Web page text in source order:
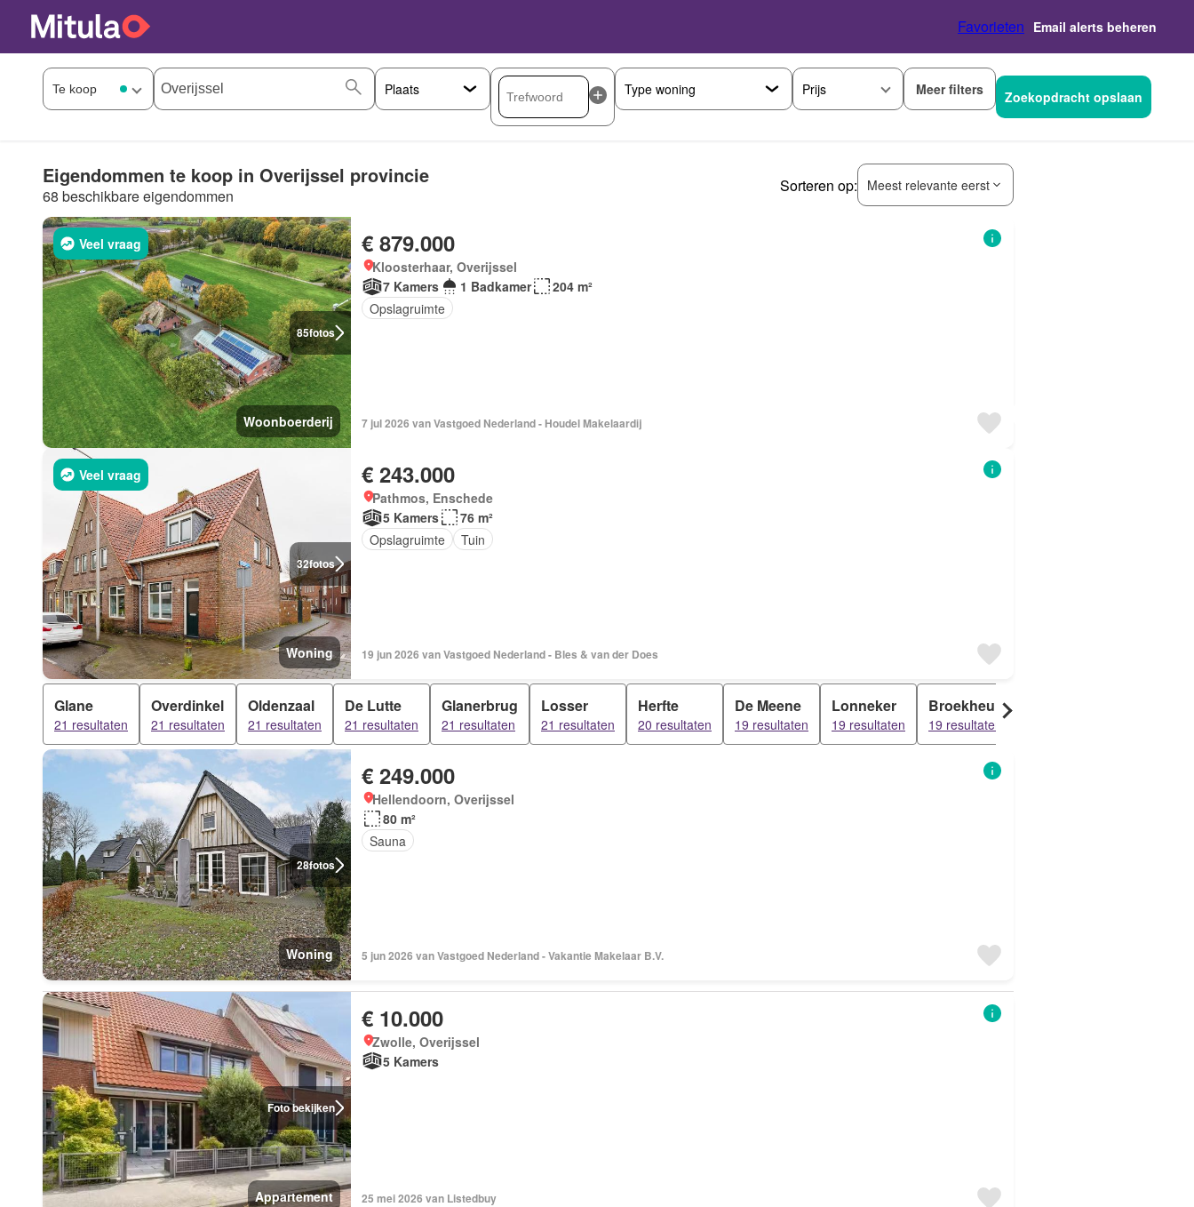
Favorieten Email alerts beheren
Prijs Meer filters Zoekopdracht opslaan
Eigendommen te koop in Overijssel provincie
68 beschikbare eigendommen
Sorteren op: Meest relevante eerst
85fotos
Veel vraag
Woonboerderij
€ 879.000
Kloosterhaar, Overijssel
7 Kamers
1 Badkamer
204 m²
Opslagruimte
7 jul 2026 van Vastgoed Nederland - Houdel Makelaardij
32fotos
Veel vraag
Woning
€ 243.000
Pathmos, Enschede
5 Kamers
76 m²
Opslagruimte
Tuin
19 jun 2026 van Vastgoed Nederland - Bles & van der Does
Glane
21 resultaten
Overdinkel
21 resultaten
Oldenzaal
21 resultaten
De Lutte
21 resultaten
Glanerbrug
21 resultaten
Losser
21 resultaten
Herfte
20 resultaten
De Meene
19 resultaten
Lonneker
19 resultaten
Broekheurne
19 resultaten
28fotos
Woning
€ 249.000
Hellendoorn, Overijssel
80 m²
Sauna
5 jun 2026 van Vastgoed Nederland - Vakantie Makelaar B.V.
Foto bekijken
Appartement
€ 10.000
Zwolle, Overijssel
5 Kamers
25 mei 2026 van Listedbuy